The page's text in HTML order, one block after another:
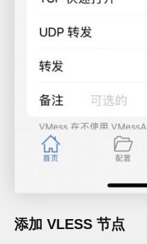
添加 VLESS 节点